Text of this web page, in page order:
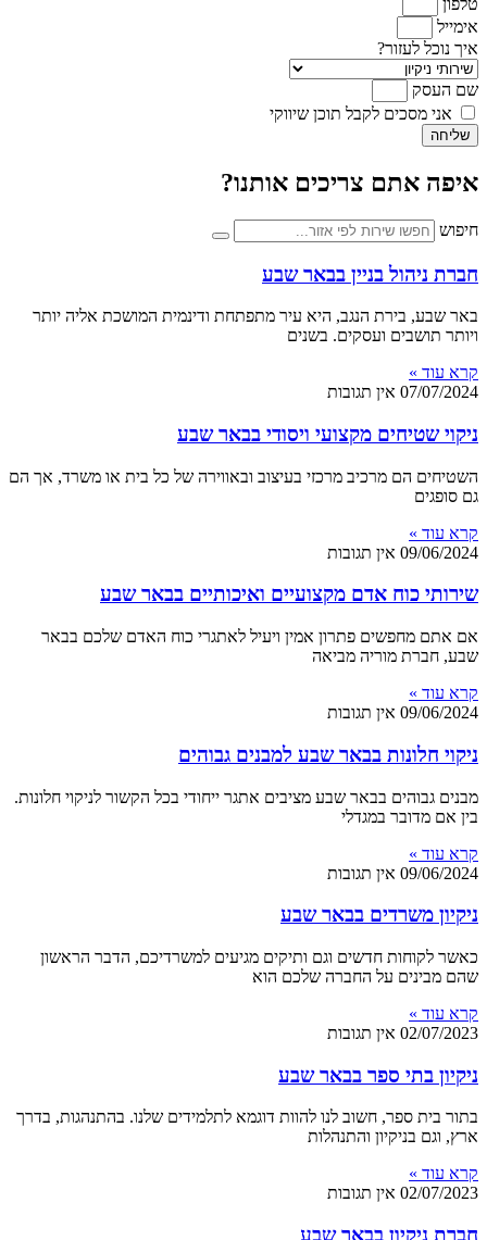
טלפון
אימייל
איך נוכל לעזור?
שם העסק
אני מסכים לקבל תוכן שיווקי
שליחה
איפה אתם צריכים אותנו?
חיפוש
חברת ניהול בניין בבאר שבע
באר שבע, בירת הנגב, היא עיר מתפתחת ודינמית המושכת אליה יותר
ויותר תושבים ועסקים. בשנים
קרא עוד »
07/07/2024 אין תגובות
ניקוי שטיחים מקצועי ויסודי בבאר שבע
השטיחים הם מרכיב מרכזי בעיצוב ובאווירה של כל בית או משרד, אך הם
גם סופגים
קרא עוד »
09/06/2024 אין תגובות
שירותי כוח אדם מקצועיים ואיכותיים בבאר שבע
אם אתם מחפשים פתרון אמין ויעיל לאתגרי כוח האדם שלכם בבאר
שבע, חברת מוריה מביאה
קרא עוד »
09/06/2024 אין תגובות
ניקוי חלונות בבאר שבע למבנים גבוהים
מבנים גבוהים בבאר שבע מציבים אתגר ייחודי בכל הקשור לניקוי חלונות.
בין אם מדובר במגדלי
קרא עוד »
09/06/2024 אין תגובות
ניקיון משרדים בבאר שבע
כאשר לקוחות חדשים וגם ותיקים מגיעים למשרדיכם, הדבר הראשון
שהם מבינים על החברה שלכם הוא
קרא עוד »
02/07/2023 אין תגובות
ניקיון בתי ספר בבאר שבע
בתור בית ספר, חשוב לנו להוות דוגמא לתלמידים שלנו. בהתנהגות, בדרך
ארץ, וגם בניקיון והתנהלות
קרא עוד »
02/07/2023 אין תגובות
חברת ניקיון בבאר שבע